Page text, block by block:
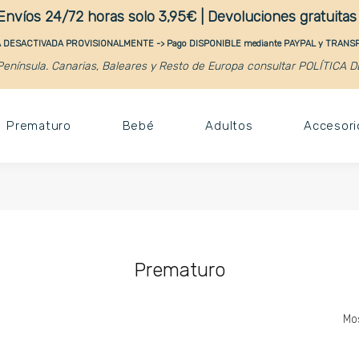
24/72 horas solo 3,95€ | Devoluciones
DESACTIVADA PROVISIONALMENTE -> Pago DISPONIBLE mediante PAYPAL y
Canarias, Baleares y Resto de Europa consultar POLÍTICA
Prematuro Bebé Adultos
Prematuro